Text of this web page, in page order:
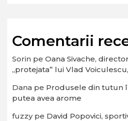
Comentarii
Sorin pe Oana Sivache,
„protejata” lui Vlad
Dana pe Produsele din tutun
putea avea arome
fuzzype David Popovici,